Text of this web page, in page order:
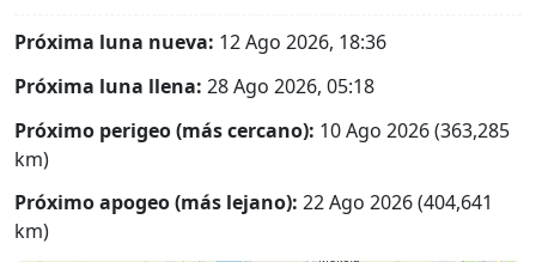
Próxima luna nueva: 12 Ago 2026, 18:36
Próxima luna llena: 28 Ago 2026, 05:18
Próximo perigeo (más cercano): 10 Ago 2026 (363,285
km)
Próximo apogeo (más lejano): 22 Ago 2026 (404,641
km)